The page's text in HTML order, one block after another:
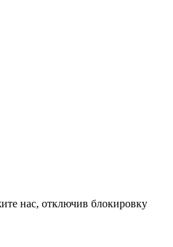
нас, отключив блокировку